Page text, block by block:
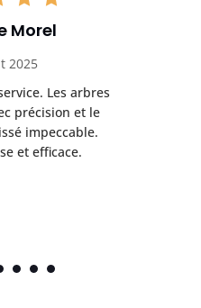
Morel
2025
Les arbres
précision et le
impeccable.
et efficace.